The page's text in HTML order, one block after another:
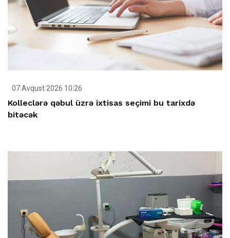
07 Avqust 2026 10:26
Kolleclərə qəbul üzrə ixtisas seçimi bu tarixdə
bitəcək